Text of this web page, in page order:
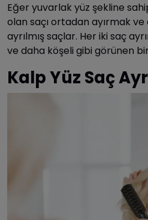
Eğer yuvarlak yüz şekline
olan saçı ortadan ayırmak
ayrılmış saçlar. Her iki saç
ve daha köşeli gibi görünen
Kalp Yüz Saç